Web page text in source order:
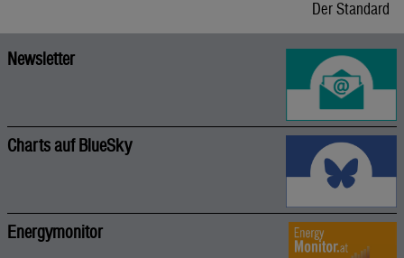
Der Standard
Newsletter
Charts auf BlueSky
Energymonitor